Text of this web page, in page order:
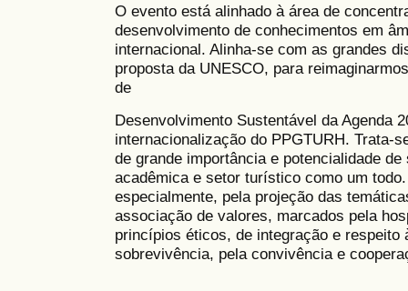
O evento está alinhado à área de
desenvolvimento de conhecimentos em
internacional. Alinha-se com as grandes
proposta da UNESCO, para
de
Desenvolvimento Sustentável da Agenda
internacionalização do PPGTURH. Trata-
de grande importância e potencialidade
acadêmica e setor turístico como um
especialmente, pela projeção das
associação de valores, marcados pela
princípios éticos, de integração e respeito
sobrevivência, pela convivência e